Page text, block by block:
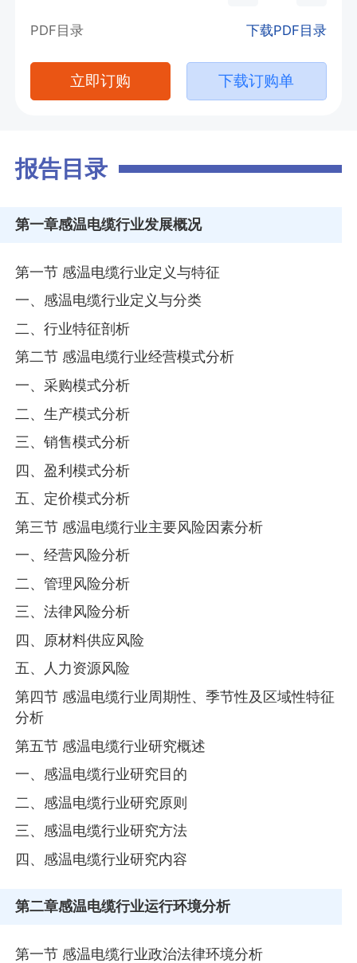
PDF目录 下载PDF目录
立即订购 下载订购单
报告目录
第一章感温电缆行业发展概况
第一节 感温电缆行业定义与特征
一、感温电缆行业定义与分类
二、行业特征剖析
第二节 感温电缆行业经营模式分析
一、采购模式分析
二、生产模式分析
三、销售模式分析
四、盈利模式分析
五、定价模式分析
第三节 感温电缆行业主要风险因素分析
一、经营风险分析
二、管理风险分析
三、法律风险分析
四、原材料供应风险
五、人力资源风险
第四节 感温电缆行业周期性、季节性及区域性特征
分析
第五节 感温电缆行业研究概述
一、感温电缆行业研究目的
二、感温电缆行业研究原则
三、感温电缆行业研究方法
四、感温电缆行业研究内容
第二章感温电缆行业运行环境分析
第一节 感温电缆行业政治法律环境分析